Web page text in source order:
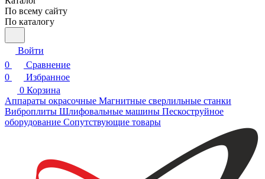
По всему сайту
По каталогу
Войти
0
Сравнение
0
Избранное
0 Корзина
Аппараты окрасочные Магнитные сверлильные станки
Виброплиты Шлифовальные машины Пескоструйное
оборудование Сопутствующие товары